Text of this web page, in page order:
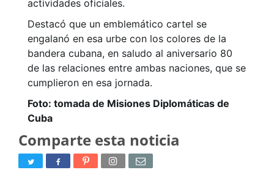
actividades oficiales.
Destacó que un emblemático cartel se
engalanó en esa urbe con los colores de la
bandera cubana, en saludo al aniversario 80
de las relaciones entre ambas naciones, que se
cumplieron en esa jornada.
Foto: tomada de Misiones Diplomáticas de
Cuba
Comparte esta noticia